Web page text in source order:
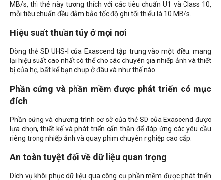
MB/s, thì thẻ này tương thích với các tiêu chuẩn U1 và Class 10,
mỗi tiêu chuẩn đều đảm bảo tốc độ ghi tối thiểu là 10 MB/s.
Hiệu suất thuần túy ở mọi nơi
Dòng thẻ SD UHS-I của Exascend tập trung vào một điều: mang
lại hiệu suất cao nhất có thể cho các chuyên gia nhiếp ảnh và thiết
bị của họ, bất kể bạn chụp ở đâu và như thế nào.
Phần cứng và phần mềm được phát triển có mục
đích
Phần cứng và chương trình cơ sở của thẻ SD của Exascend được
lựa chọn, thiết kế và phát triển cẩn thận để đáp ứng các yêu cầu
riêng trong nhiếp ảnh và quay phim chuyên nghiệp cao cấp.
An toàn tuyệt đối về dữ liệu quan trọng
Dịch vụ khôi phục dữ liệu qua công cụ phần mềm được phát triển